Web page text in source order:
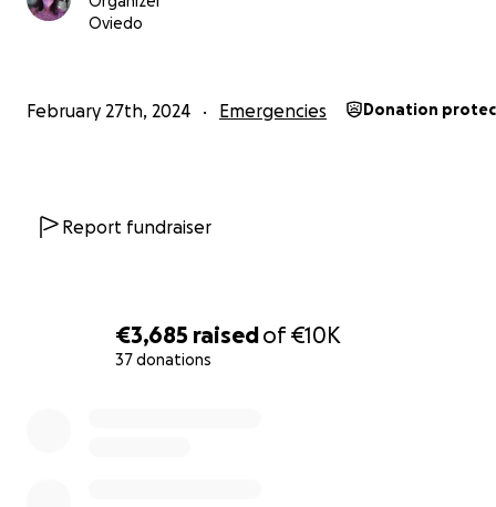
€3,685 raisedof€10K
37 donations
Oviedo
February 27th, 2024 Emergencies Donation
Report fundraiser